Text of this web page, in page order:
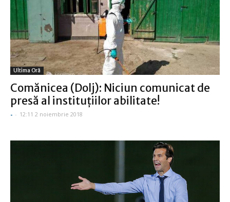
Ultima Oră
Comănicea (Dolj): Niciun comunicat de
presă al instituţiilor abilitate!
- - 12:11 2 noiembrie 2018